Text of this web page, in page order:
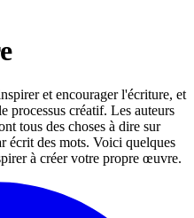
et encourager l'écriture, et
processus créatif. Les auteurs
tous des choses à dire sur
écrit des mots. Voici quelques
à créer votre propre œuvre.